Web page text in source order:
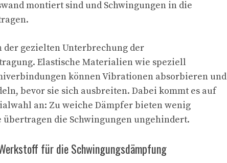
montiert sind und Schwingungen in die
der gezielten Unterbrechung der
Elastische Materialien wie speziell
können Vibrationen absorbieren und
bevor sie sich ausbreiten. Dabei kommt es auf
an: Zu weiche Dämpfer bieten wenig
die Schwingungen ungehindert.
für die Schwingungsdämpfung